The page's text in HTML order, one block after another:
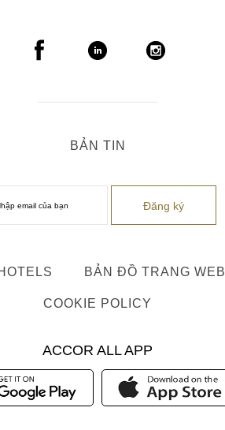
BẢN TIN
BẢN ĐỒ TRANG WEB
COOKIE POLICY
ACCOR ALL APP